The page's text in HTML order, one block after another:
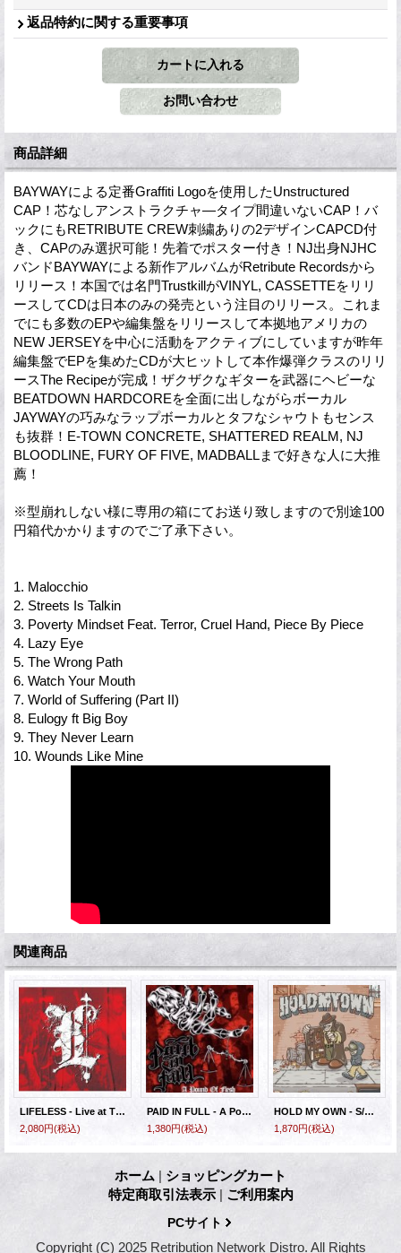
返品特約に関する重要事項
商品詳細
BAYWAYによる定番Graffiti Logoを使用したUnstructured
CAP！芯なしアンストラクチャ―タイプ間違いないCAP！バ
ックにもRETRIBUTE CREW刺繍ありの2デザインCAPCD付
き、CAPのみ選択可能！先着でポスター付き！NJ出身NJHC
バンドBAYWAYによる新作アルバムがRetribute Recordsから
リリース！本国では名門TrustkillがVINYL, CASSETTEをリリ
ースしてCDは日本のみの発売という注目のリリース。これま
でにも多数のEPや編集盤をリリースして本拠地アメリカの
NEW JERSEYを中心に活動をアクティブにしていますが昨年
編集盤でEPを集めたCDが大ヒットして本作爆弾クラスのリリ
ースThe Recipeが完成！ザクザクなギターを武器にヘビーな
BEATDOWN HARDCOREを全面に出しながらボーカル
JAYWAYの巧みなラップボーカルとタフなシャウトもセンス
も抜群！E-TOWN CONCRETE, SHATTERED REALM, NJ
BLOODLINE, FURY OF FIVE, MADBALLまで好きな人に大推
薦！
※型崩れしない様に専用の箱にてお送り致しますので別途100
円箱代かかりますのでご了承下さい。
1. Malocchio
2. Streets Is Talkin
3. Poverty Mindset Feat. Terror, Cruel Hand, Piece By Piece
4. Lazy Eye
5. The Wrong Path
6. Watch Your Mouth
7. World of Suffering (Part II)
8. Eulogy ft Big Boy
9. They Never Learn
10. Wounds Like Mine
関連商品
LIFELESS - Live at TIHC 2016 [CD]
2,080円(税込)
PAID IN FULL - A Pound of Flesh [CD]
1,380円(税込)
HOLD MY OWN - S/T [CD]
1,870円(税込)
ホーム | ショッピングカート
特定商取引法表示 | ご利用案内
PCサイト
Copyright (C) 2025 Retribution Network Distro. All Rights